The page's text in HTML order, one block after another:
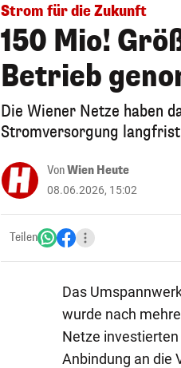
Strom für die Zukunft
150 Mio!
Betrieb
Die Wiener Netze haben
Stromversorgung
VonWien Heute
08.06.2026, 15:02
Teilen
Das
wurde nach
Netze
Anbindung an die